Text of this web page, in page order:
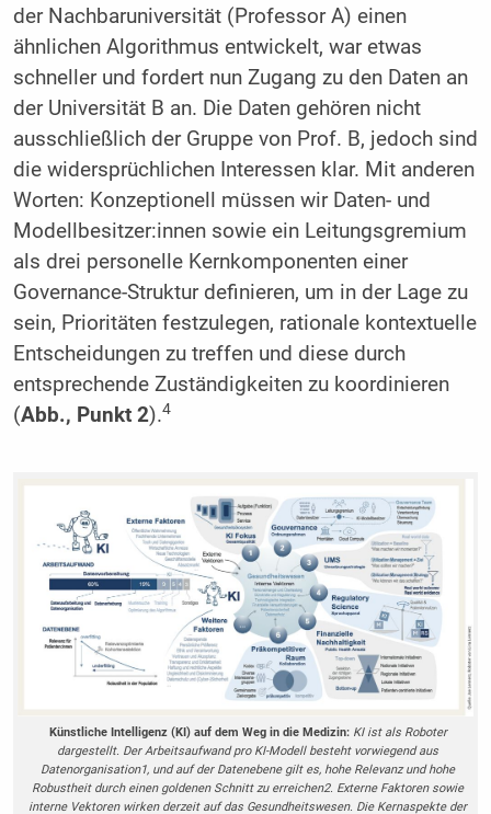
der Nachbaruniversität (Professor A) einen
ähnlichen Algorithmus entwickelt, war etwas
schneller und fordert nun Zugang zu den Daten an
der Universität B an. Die Daten gehören nicht
ausschließlich der Gruppe von Prof. B, jedoch sind
die widersprüchlichen Interessen klar. Mit anderen
Worten: Konzeptionell müssen wir Daten- und
Modellbesitzer:innen sowie ein Leitungsgremium
als drei personelle Kernkomponenten einer
Governance-Struktur definieren, um in der Lage zu
sein, Prioritäten festzulegen, rationale kontextuelle
Entscheidungen zu treffen und diese durch
entsprechende Zuständigkeiten zu koordinieren
(Abb., Punkt 2).4
Künstliche Intelligenz (KI) auf dem Weg in die Medizin:KI ist als Roboter
dargestellt. Der Arbeitsaufwand pro KI-Modell besteht vorwiegend aus
Datenorganisation1, und auf der Datenebene gilt es, hohe Relevanz und hohe
Robustheit durch einen goldenen Schnitt zu erreichen2. Externe Faktoren sowie
interne Vektoren wirken derzeit auf das Gesundheitswesen. Die Kernaspekte der